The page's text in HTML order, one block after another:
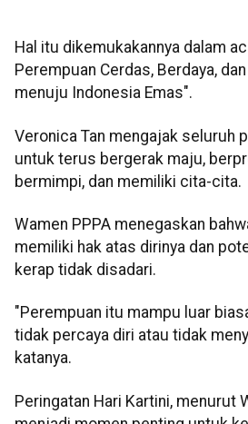
Hal itu dikemukakannya dalam
Perempuan Cerdas, Berdaya,
menuju Indonesia Emas".
Veronica Tan mengajak seluruh
untuk terus bergerak maju,
bermimpi, dan memiliki cita-cita.
Wamen PPPA menegaskan
memiliki hak atas dirinya dan
kerap tidak disadari.
"Perempuan itu mampu luar
tidak percaya diri atau tidak
katanya.
Peringatan Hari Kartini, menurut